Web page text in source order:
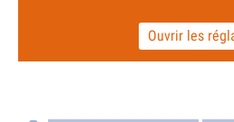
Ouvrir les